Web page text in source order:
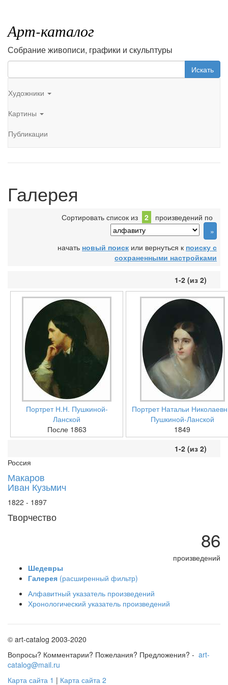
Арт-каталог
Собрание живописи, графики и скульптуры
Искать
Художники
Картины
Публикации
Галерея
Сортировать список из 2 произведений по
начать новый поиск или вернуться к поиску с
сохраненными настройками
1-2 (из 2)
Портрет Н.Н. Пушкиной-
Ланской
После 1863
Портрет Натальи
Пушкиной-Ланской
1849
1-2 (из 2)
Россия
Макаров
Иван Кузьмич
1822 - 1897
Творчество
86
произведений
Шедевры
Галерея (расширенный фильтр)
Алфавитный указатель произведений
Хронологический указатель произведений
© art-catalog 2003-2020
Вопросы? Комментарии? Пожелания? Предложения? - art-
catalog@mail.ru
Карта сайта 1 | Карта сайта 2